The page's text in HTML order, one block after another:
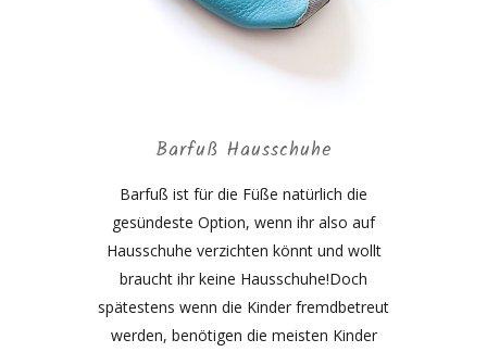
Barfuß Hausschuhe
Barfuß ist für die Füße natürlich die
gesündeste Option, wenn ihr also auf
Hausschuhe verzichten könnt und wollt
braucht ihr keine Hausschuhe!Doch
spätestens wenn die Kinder fremdbetreut
werden, benötigen die meisten Kinder